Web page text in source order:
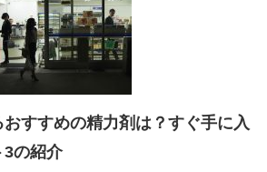
すすめの精力剤は？すぐ手に入
3の紹介